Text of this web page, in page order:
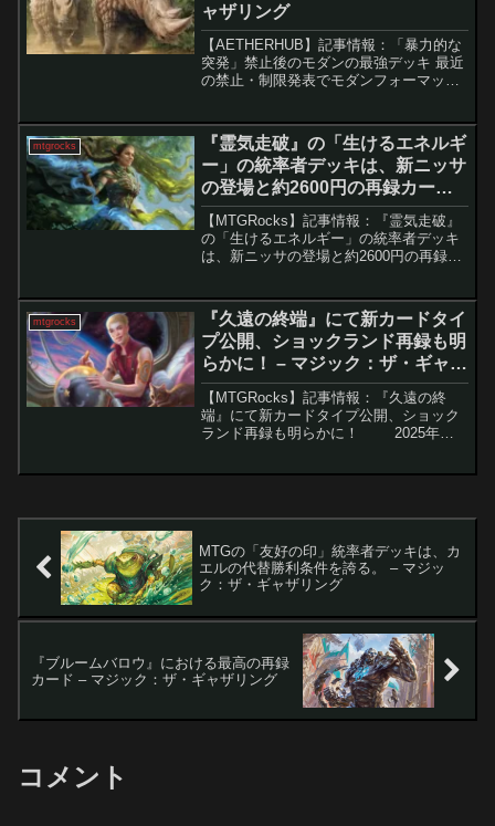
ャザリング
【AETHERHUB】記事情報：「暴力的な
突発」禁止後のモダンの最強デッキ 最近
の禁止・制限発表でモダンフォーマット
外されました。「暴力的な突発」の禁止
は予想されていた...
mtgrocks
『霊気走破』の「生けるエネルギ
ー」の統率者デッキは、新ニッサ
の登場と約2600円の再録カード
を含む。 – マジック：ザ・ギャザ
リング
【MTGRocks】記事情報：『霊気走破』
の「生けるエネルギー」の統率者デッキ
は、新ニッサの登場と約2600円の再録カ
ルギーメカニズムを再び取り入れた強
力...
mtgrocks
『久遠の終端』にて新カードタイ
プ公開、ショックランド再録も明
らかに！ – マジック：ザ・ギャザ
リング
【MTGRocks】記事情報：『久遠の終
端』にて新カードタイプ公開、ショック
ランド再録も明らかに！ 2025年の
MTGの「友好の印」統率者デッキは、カ
エルの代替勝利条件を誇る。 – マジッ
ク：ザ・ギャザリング
『ブルームバロウ』における最高の再録
カード – マジック：ザ・ギャザリング
コメント